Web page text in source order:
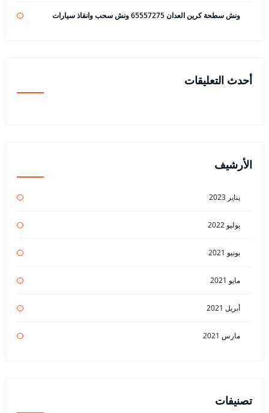
ونش سطحة كرين العدان 65557275 ونش سحب وانقاذ سيارات
أحدث التعليقات
الأرشيف
يناير 2023
يوليو 2022
يونيو 2021
مايو 2021
أبريل 2021
مارس 2021
تصنيفات